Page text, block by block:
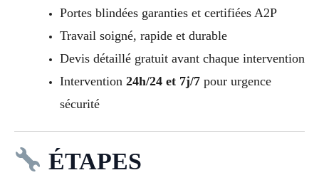
Portes blindées garanties et certifiées A2P
Travail soigné, rapide et durable
Devis détaillé gratuit avant chaque intervention
Intervention 24h/24 et 7j/7pour urgence
sécurité
ÉTAPES